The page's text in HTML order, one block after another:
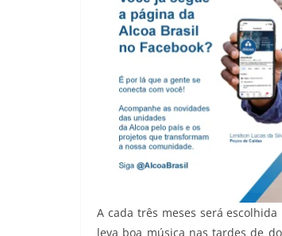
A cada três meses será
leva boa música nas tardes de